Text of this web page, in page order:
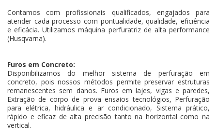
Contamos com profissionais qualificados, engajados para
atender cada processo com pontualidade, qualidade, eficiência
e eficácia. Utilizamos máquina perfuratriz de alta performance
(Husqvarna).
Furos em Concreto:
Disponibilizamos do melhor sistema de perfuração em
concreto, pois nossos métodos permite preservar estruturas
remanescentes sem danos. Furos em lajes, vigas e paredes,
Extração de corpo de prova ensaios tecnológios, Perfuração
para elétrica, hidráulica e ar condicionado, Sistema prático,
rápido e eficaz de alta precisão tanto na horizontal como na
vertical.